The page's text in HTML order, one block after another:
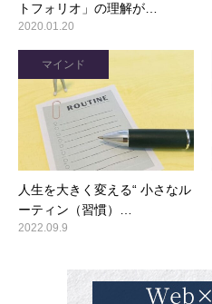
トフォリオ」の理解が…
2020.01.20
人生を大きく変える“ 小さなル
ーティン（習慣）…
2022.09.9
マインド